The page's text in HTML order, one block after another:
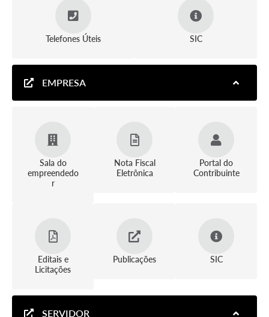
Telefones Úteis SIC
EMPRESA
Sala do
empreendedo
r
Nota Fiscal
Eletrônica
Portal do
Contribuinte
Editais e
Licitações
Publicações SIC
SERVIDOR